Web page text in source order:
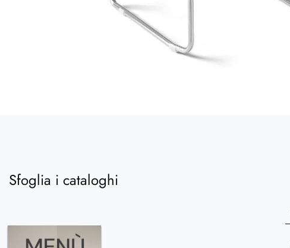
Sfoglia i cataloghi